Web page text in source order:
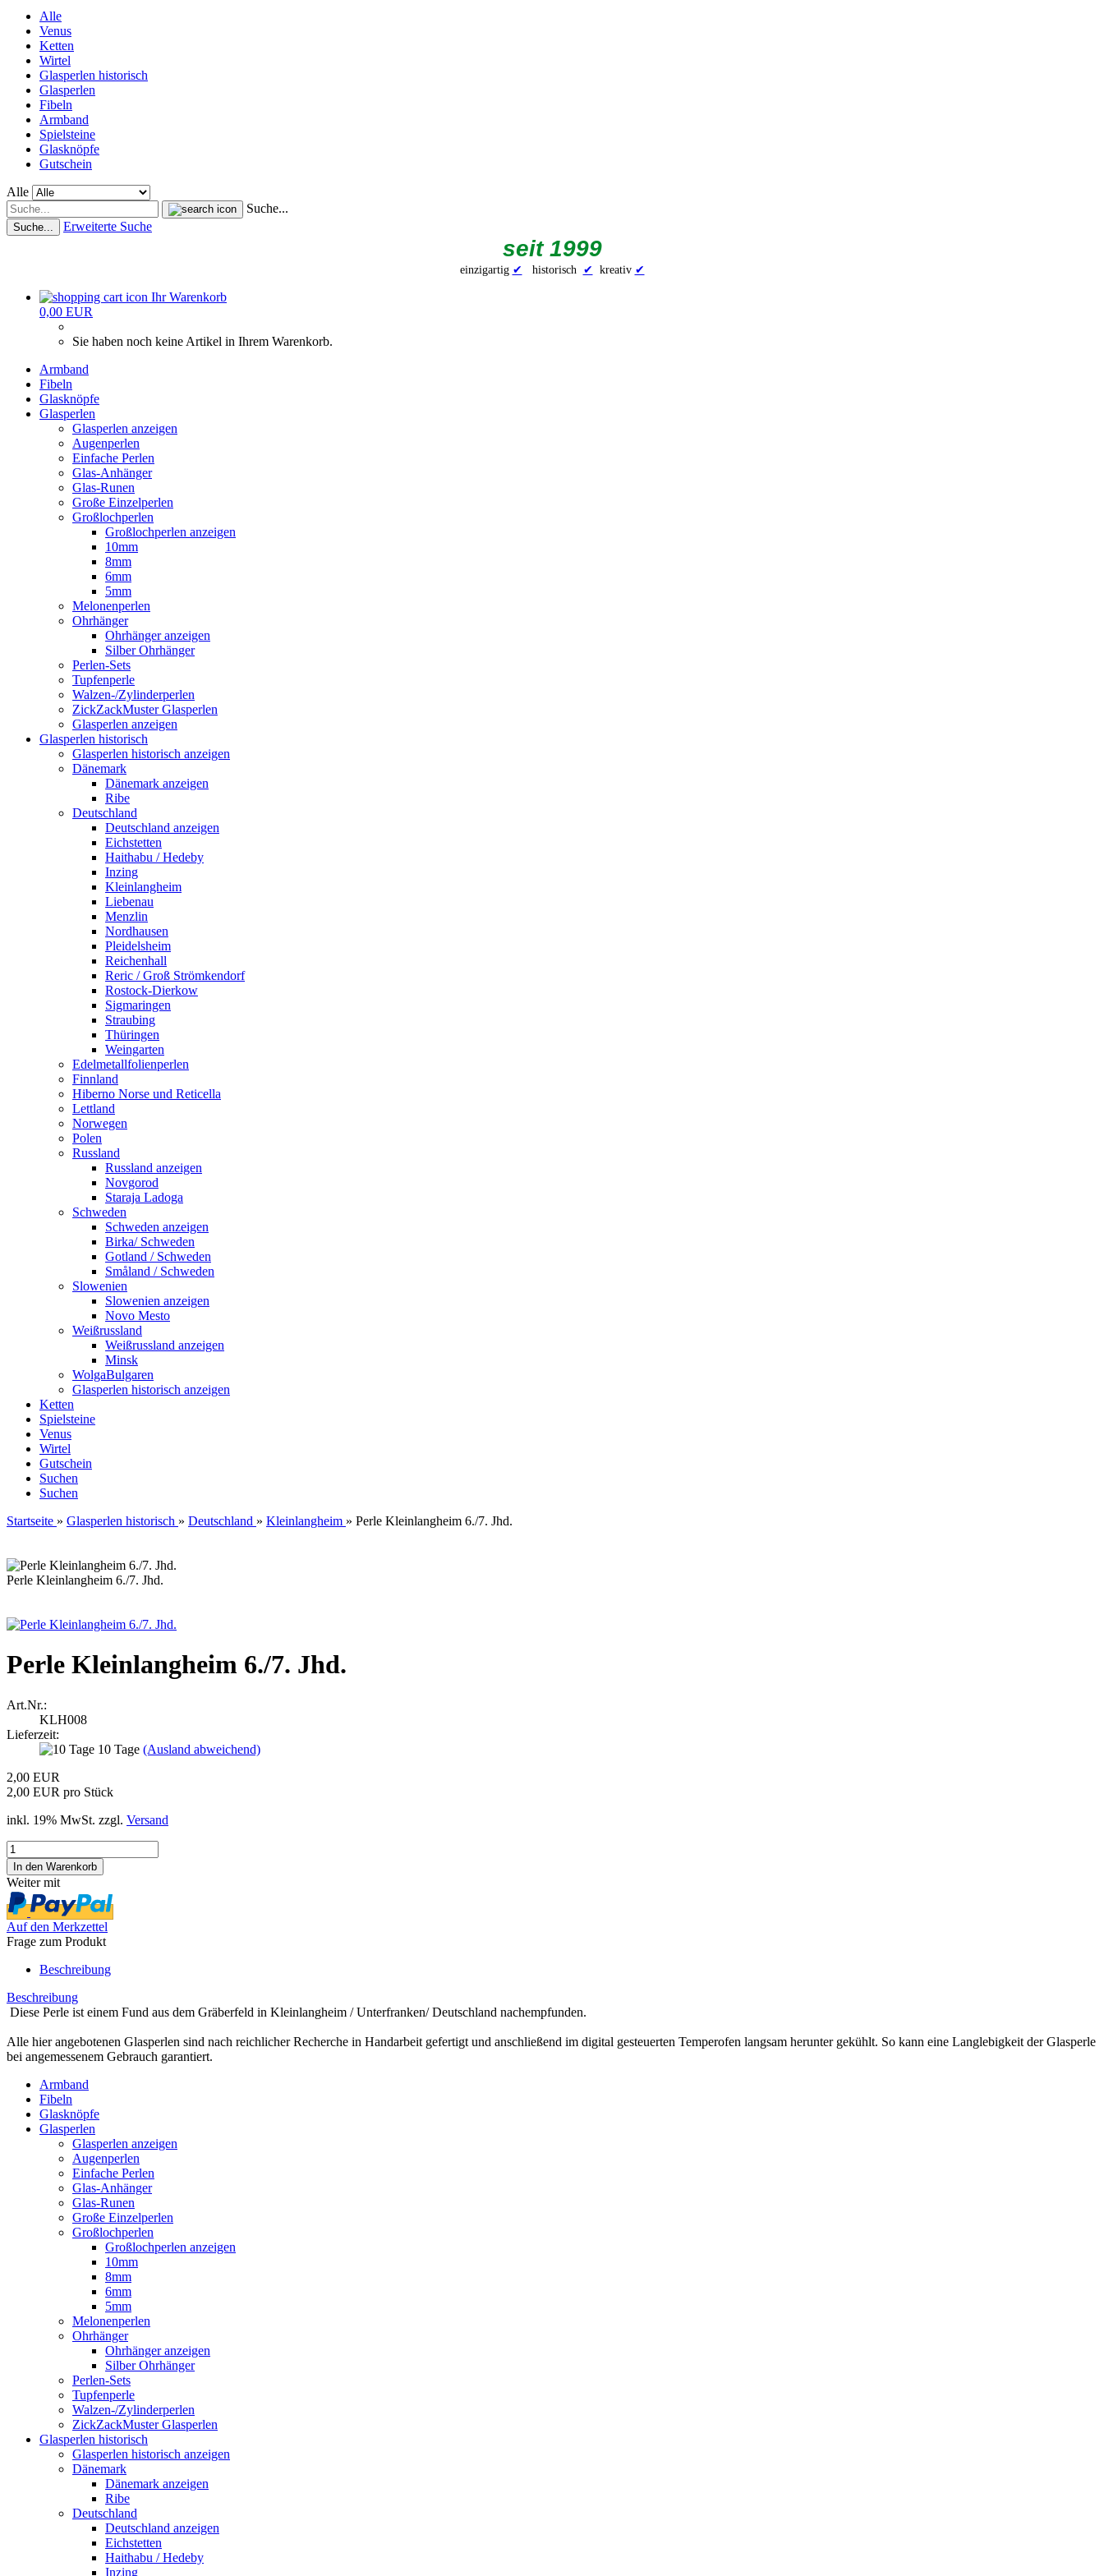
Alle
Venus
Ketten
Wirtel
Glasperlen historisch
Glasperlen
Fibeln
Armband
Spielsteine
Glasknöpfe
Gutschein
Alle
Suche...
Suche... Erweiterte Suche
seit 1999
einzigartig ✔ historisch ✔ kreativ ✔
Ihr Warenkorb
0,00 EUR
Sie haben noch keine Artikel in Ihrem Warenkorb.
Armband
Fibeln
Glasknöpfe
Glasperlen
Glasperlen anzeigen
Augenperlen
Einfache Perlen
Glas-Anhänger
Glas-Runen
Große Einzelperlen
Großlochperlen
Großlochperlen anzeigen
10mm
8mm
6mm
5mm
Melonenperlen
Ohrhänger
Ohrhänger anzeigen
Silber Ohrhänger
Perlen-Sets
Tupfenperle
Walzen-/Zylinderperlen
ZickZackMuster Glasperlen
Glasperlen anzeigen
Glasperlen historisch
Glasperlen historisch anzeigen
Dänemark
Dänemark anzeigen
Ribe
Deutschland
Deutschland anzeigen
Eichstetten
Haithabu / Hedeby
Inzing
Kleinlangheim
Liebenau
Menzlin
Nordhausen
Pleidelsheim
Reichenhall
Reric / Groß Strömkendorf
Rostock-Dierkow
Sigmaringen
Straubing
Thüringen
Weingarten
Edelmetallfolienperlen
Finnland
Hiberno Norse und Reticella
Lettland
Norwegen
Polen
Russland
Russland anzeigen
Novgorod
Staraja Ladoga
Schweden
Schweden anzeigen
Birka/ Schweden
Gotland / Schweden
Småland / Schweden
Slowenien
Slowenien anzeigen
Novo Mesto
Weißrussland
Weißrussland anzeigen
Minsk
WolgaBulgaren
Glasperlen historisch anzeigen
Ketten
Spielsteine
Venus
Wirtel
Gutschein
Suchen
Suchen
Startseite » Glasperlen historisch » Deutschland » Kleinlangheim » Perle Kleinlangheim 6./7. Jhd.
Perle Kleinlangheim 6./7. Jhd.
Perle Kleinlangheim 6./7. Jhd.
Art.Nr.:
KLH008
Lieferzeit:
10 Tage (Ausland abweichend)
2,00 EUR
2,00 EUR pro Stück
inkl. 19% MwSt. zzgl. Versand
Weiter mit
Auf den Merkzettel
Frage zum Produkt
Beschreibung
Beschreibung
Diese Perle ist einem Fund aus dem Gräberfeld in Kleinlangheim / Unterfranken/ Deutschland nachempfunden.
Alle hier angebotenen Glasperlen sind nach reichlicher Recherche in Handarbeit gefertigt und anschließend im digital gesteuerten Temperofen langsam herunter gekühlt. So kann eine Langlebigkeit der Glasperle
bei angemessenem Gebrauch garantiert.
Armband
Fibeln
Glasknöpfe
Glasperlen
Glasperlen anzeigen
Augenperlen
Einfache Perlen
Glas-Anhänger
Glas-Runen
Große Einzelperlen
Großlochperlen
Großlochperlen anzeigen
10mm
8mm
6mm
5mm
Melonenperlen
Ohrhänger
Ohrhänger anzeigen
Silber Ohrhänger
Perlen-Sets
Tupfenperle
Walzen-/Zylinderperlen
ZickZackMuster Glasperlen
Glasperlen historisch
Glasperlen historisch anzeigen
Dänemark
Dänemark anzeigen
Ribe
Deutschland
Deutschland anzeigen
Eichstetten
Haithabu / Hedeby
Inzing